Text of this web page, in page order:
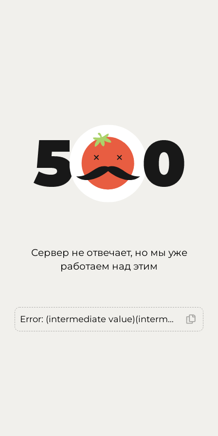
Сервер не отвечает, но мы уже
работаем над этим
Error: (intermediate value)(intermediate value)(intermediate value).replaceAll is not a function